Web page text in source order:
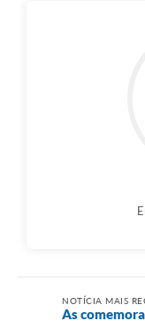
NOTÍCIA MAIS
As